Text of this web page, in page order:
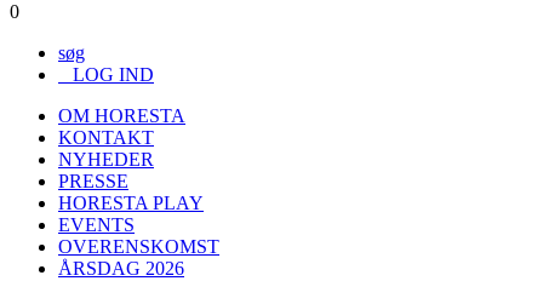
0
søg
LOG IND
OM HORESTA
KONTAKT
NYHEDER
PRESSE
HORESTA PLAY
EVENTS
OVERENSKOMST
ÅRSDAG 2026